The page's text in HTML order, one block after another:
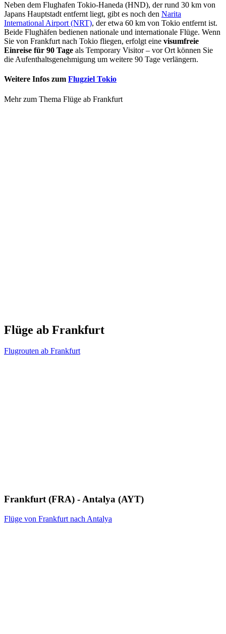
Neben dem Flughafen Tokio-Haneda (HND), der rund 30 km von
Japans Hauptstadt entfernt liegt, gibt es noch den Narita
International Airport (NRT), der etwa 60 km von Tokio entfernt ist.
Beide Flughäfen bedienen nationale und internationale Flüge. Wenn
Sie von Frankfurt nach Tokio fliegen, erfolgt eine visumfreie
Einreise für 90 Tage als Temporary Visitor – vor Ort können Sie
die Aufenthaltsgenehmigung um weitere 90 Tage verlängern.
Weitere Infos zum Flugziel Tokio
Mehr zum Thema Flüge ab Frankfurt
Flüge ab Frankfurt
Flugrouten ab Frankfurt
Frankfurt (FRA) - Antalya (AYT)
Flüge von Frankfurt nach Antalya